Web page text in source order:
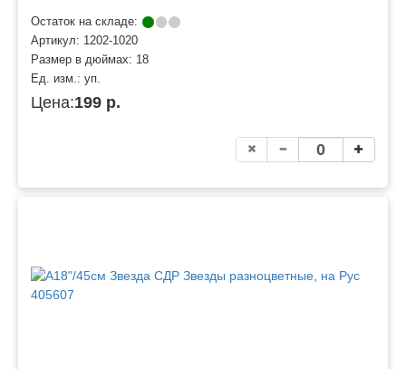
Остаток на складе:
Артикул: 1202-1020
Размер в дюймах: 18
Ед. изм.: уп.
Цена:199 р.